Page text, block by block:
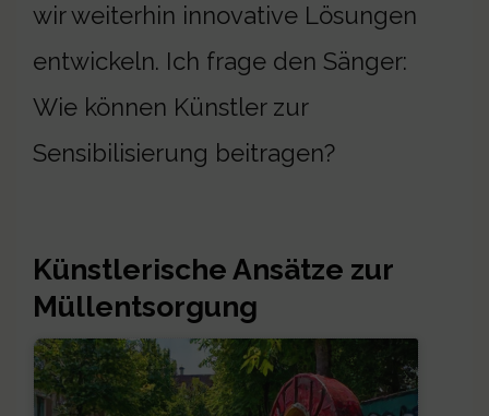
wir weiterhin innovative Lösungen
entwickeln. Ich frage den Sänger:
Wie können Künstler zur
Sensibilisierung beitragen?
Künstlerische Ansätze zur
Müllentsorgung